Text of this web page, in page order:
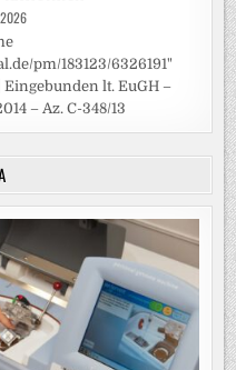
pm/183123/6326191"
lt. EuGH –
– Az. C-348/13